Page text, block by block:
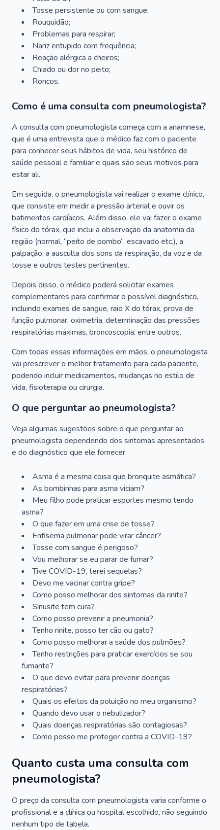
Tosse persistente ou com sangue;
Rouquidão;
Problemas para respirar;
Nariz entupido com frequência;
Reação alérgica a cheiros;
Chiado ou dor no peito;
Roncos.
Como é uma consulta com pneumologista?
A consulta com pneumologista começa com a anamnese,
que é uma entrevista que o médico faz com o paciente
para conhecer seus hábitos de vida, seu histórico de
saúde pessoal e familiar e quais são seus motivos para
estar ali.
Em seguida, o pneumologista vai realizar o exame clínico,
que consiste em medir a pressão arterial e ouvir os
batimentos cardíacos. Além disso, ele vai fazer o exame
físico do tórax, que inclui a observação da anatomia da
região (normal, “peito de pombo”, escavado etc.), a
palpação, a ausculta dos sons da respiração, da voz e da
tosse e outros testes pertinentes.
Depois disso, o médico poderá solicitar exames
complementares para confirmar o possível diagnóstico,
incluindo exames de sangue, raio X do tórax, prova de
função pulmonar, oximetria, determinação das pressões
respiratórias máximas, broncoscopia, entre outros.
Com todas essas informações em mãos, o pneumologista
vai prescrever o melhor tratamento para cada paciente,
podendo incluir medicamentos, mudanças no estilo de
vida, fisioterapia ou cirurgia.
O que perguntar ao pneumologista?
Veja algumas sugestões sobre o que perguntar ao
pneumologista dependendo dos sintomas apresentados
e do diagnóstico que ele fornecer:
Asma é a mesma coisa que bronquite asmática?
As bombinhas para asma viciam?
Meu filho pode praticar esportes mesmo tendo
asma?
O que fazer em uma crise de tosse?
Enfisema pulmonar pode virar câncer?
Tosse com sangue é perigoso?
Vou melhorar se eu parar de fumar?
Tive COVID-19, terei sequelas?
Devo me vacinar contra gripe?
Como posso melhorar dos sintomas da rinite?
Sinusite tem cura?
Como posso prevenir a pneumonia?
Tenho rinite, posso ter cão ou gato?
Como posso melhorar a saúde dos pulmões?
Tenho restrições para praticar exercícios se sou
fumante?
O que devo evitar para prevenir doenças
respiratórias?
Quais os efeitos da poluição no meu organismo?
Quando devo usar o nebulizador?
Quais doenças respiratórias são contagiosas?
Como posso me proteger contra a COVID-19?
Quanto custa uma consulta com
pneumologista?
O preço da consulta com pneumologista varia conforme o
profissional e a clínica ou hospital escolhido, não seguindo
nenhum tipo de tabela.